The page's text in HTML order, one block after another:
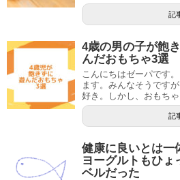
記
4歳の男の子が飽
んだおもちゃ3選
こんにちはゼーパです
ます。みんなそうです
好き。しかし、おもちゃ
記
健康に良いとは一
ヨーグルトもひょ
ベルだった